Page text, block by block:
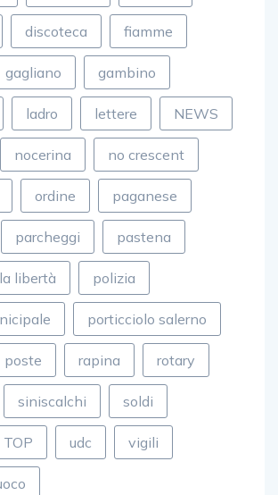
discoteca fiamme
gagliano gambino
ladro lettere NEWS
nocerina no crescent
ordine paganese
parcheggi pastena
libertà polizia
porticciolo salerno
poste rapina rotary
siniscalchi soldi
TOP udc vigili